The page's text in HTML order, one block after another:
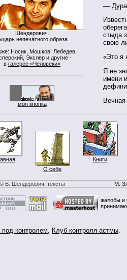
Шендерович.
непечатного образа.
Носик, Мошков, Лебедев,
Экслер и другие -
в галерее «Человеки»
моя кнопка
— Дура
стыда
свою
«Это я
Я не
имени
О себе
Книги
© В. Шендерович, тексты М.
жалобы и
контролем, Клуб контроля астмы.